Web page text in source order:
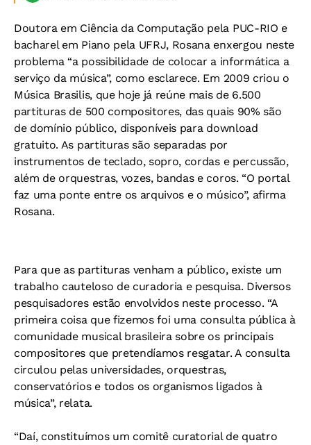
Doutora em Ciência da Computação pela PUC-RIO e
bacharel em Piano pela UFRJ, Rosana enxergou neste
problema “a possibilidade de colocar a informática a
serviço da música”, como esclarece. Em 2009 criou o
Música Brasilis, que hoje já reúne mais de 6.500
partituras de 500 compositores, das quais 90% são
de domínio público, disponíveis para download
gratuito. As partituras são separadas por
instrumentos de teclado, sopro, cordas e percussão,
além de orquestras, vozes, bandas e coros. “O portal
faz uma ponte entre os arquivos e o músico”, afirma
Rosana.
Para que as partituras venham a público, existe um
trabalho cauteloso de curadoria e pesquisa. Diversos
pesquisadores estão envolvidos neste processo. “A
primeira coisa que fizemos foi uma consulta pública à
comunidade musical brasileira sobre os principais
compositores que pretendíamos resgatar. A consulta
circulou pelas universidades, orquestras,
conservatórios e todos os organismos ligados à
música”, relata.
“Daí, constituímos um comitê curatorial de quatro